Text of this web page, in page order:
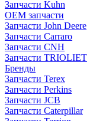
Запчасти Kuhn
OEM запчасти
Запчасти John Deere
Запчасти Carraro
Запчасти CNH
Запчасти TRIOLIET
Бренды
Запчасти Terex
Запчасти Perkins
Запчасти JCB
Запчасти Caterpillar